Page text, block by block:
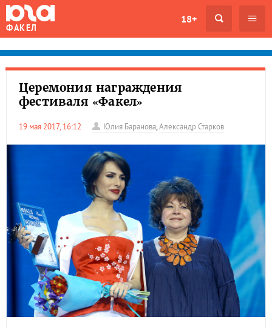
ФАКЕЛ
18+
Церемония награждения
фестиваля «Факел»
19 мая 2017, 16:12 Юлия Баранова,Александр Старков